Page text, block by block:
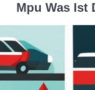
Mpu Was Ist